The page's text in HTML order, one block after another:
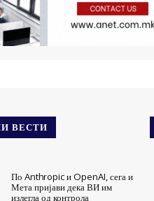
ВЕСТИ
По Anthropic и OpenAI, сега и
Мета пријави дека ВИ им
излегла од контрола